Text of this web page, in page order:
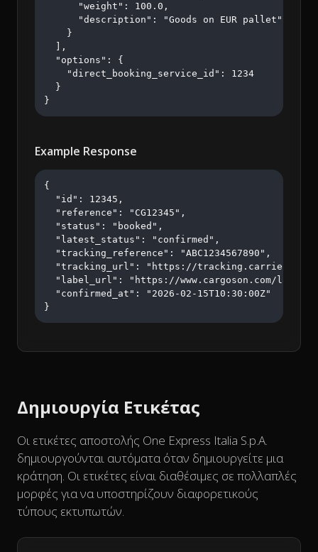
      "weight": 100.0,
      "description": "Goods on EUR pallet"
    }
  ],
  "options": {
    "direct_booking_service_id": 1234
  }
}
Example Response
{
  "id": 12345,
  "reference": "CG12345",
  "status": "booked",
  "latest_status": "confirmed",
  "tracking_reference": "ABC1234567890",
"tracking_url": "https://
"label_url": "https://www.cargoson.com/
  "confirmed_at": "2026-02-15T10:30:00Z"
}
Δημιουργία Ετικέτας
Οι ετικέτες αποστολής One Express Italia S.p.A.
δημιουργούνται αυτόματα όταν δημιουργείτε μια
κράτηση. Οι ετικέτες είναι διαθέσιμες σε πολλαπλές
μορφές για να υποστηρίζουν διαφορετικούς
τύπους εκτυπωτών.